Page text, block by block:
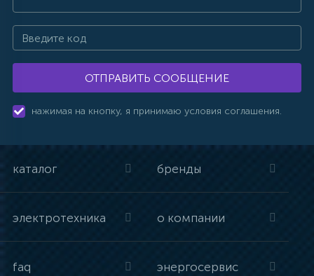
ОТПРАВИТЬ СООБЩЕНИЕ
нажимая на кнопку, я принимаю условия соглашения.
каталог бренды
электротехника о компании
faq энергосервис